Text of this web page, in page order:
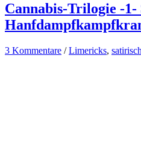
Cannabis-Trilogie -1-
3 Kommentare /Limericks, satirisch